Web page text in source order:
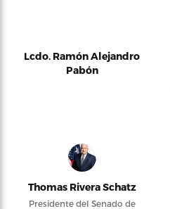
Lcdo. Ramón Alejandro
Pabón
Thomas Rivera Schatz
Presidente del Senado de